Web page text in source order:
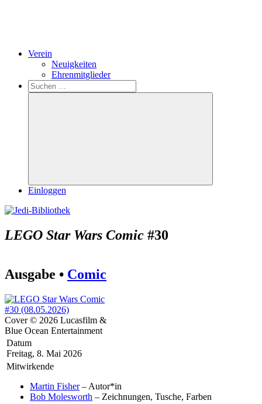
Verein
Neuigkeiten
Ehrenmitglieder
Search
Suchen
nach:
Suchen
Einloggen
LEGO Star Wars Comic #30
Ausgabe • Comic
Cover © 2026 Lucasfilm &
Blue Ocean Entertainment
Datum
Freitag, 8. Mai 2026
Mitwirkende
Martin Fisher– Autor*in
Bob Molesworth – Zeichnungen, Tusche, Farben